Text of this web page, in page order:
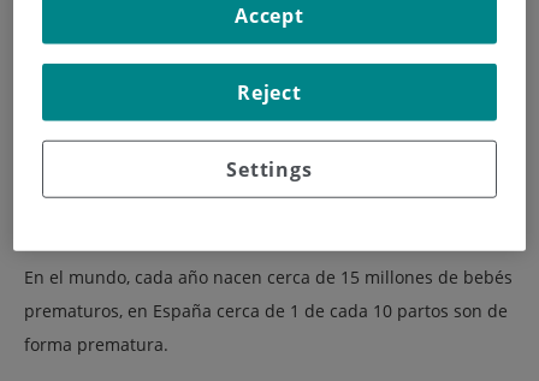
En el mundo, cada año nacen cerca de 15 millones de bebés
prematuros, en España cerca de 1 de cada 10 partos son de
forma prematura.
Settings
Reject
Accept